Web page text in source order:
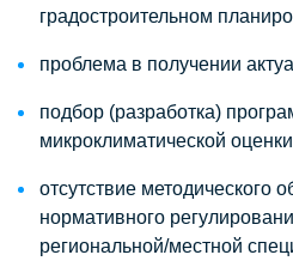
градостроительном
проблема в получении
подбор (разработка)
микроклиматической
отсутствие методического
нормативного
региональной/местной